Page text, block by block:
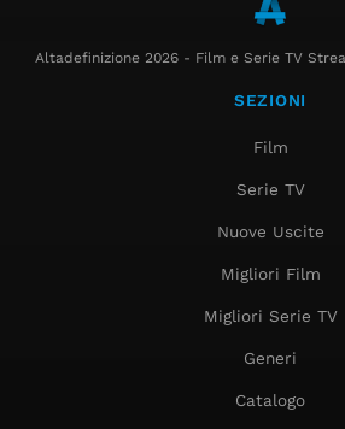
Altadefinizione 2026 - Film e Serie TV
SEZIONI
Film
Serie TV
Nuove Uscite
Migliori Film
Migliori Serie TV
Generi
Catalogo